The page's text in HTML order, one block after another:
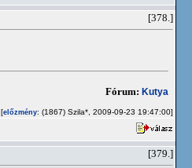
[378.]
Fórum: Kutya
[előzmény: (1867) Szila*, 2009-09-23 19:47:00]
[379.]